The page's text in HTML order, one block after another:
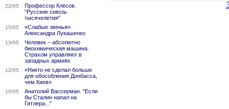
22/05
Профессор Клёсов.
"Русские сквозь
тысячелетия"
15/05
«Слабые звенья»
Александра Лукашенко
13/05
Человек – абсолютно
биохимическая машина.
Страхом управляют в
западных армиях
12/05
«Никто не сделал больше
для обособления Донбасса,
чем Киев»
10/05
Анатолий Вассерман. "Если
бы Сталин напал на
Гитлера..."